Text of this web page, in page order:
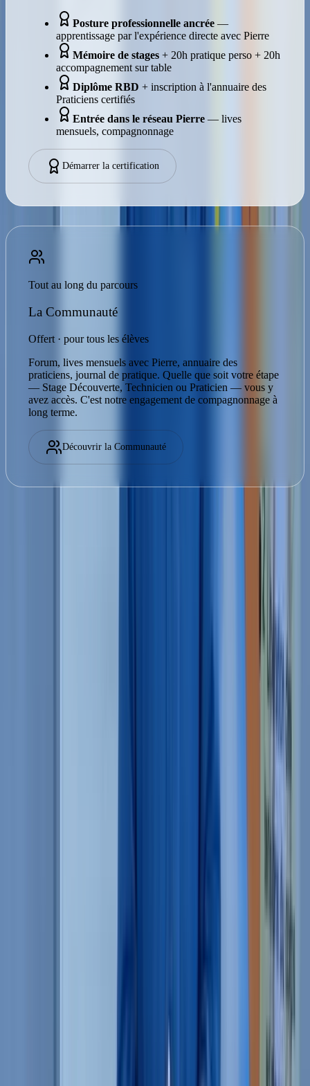
Posture professionnelle ancrée —
apprentissage par l'expérience directe avec Pierre
Mémoire de stages + 20h pratique perso + 20h
accompagnement sur table
Diplôme RBD + inscription à l'annuaire des
Praticiens certifiés
Entrée dans le réseau Pierre — lives
mensuels, compagnonnage
Démarrer la certification
Tout au long du parcours
La Communauté
Offert · pour tous les élèves
Forum, lives mensuels avec Pierre, annuaire des
praticiens, journal de pratique. Quelle que soit votre étape
— Stage Découverte, Technicien ou Praticien — vous y
avez accès. C'est notre engagement de compagnonnage à
long terme.
Découvrir la Communauté
Ce qui distingue l'École
Devenir accompagnateur